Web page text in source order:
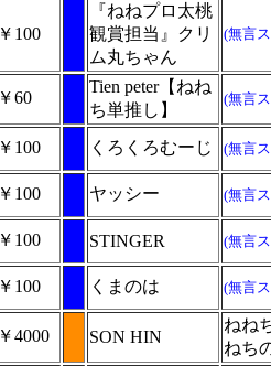
￥100
『ねねプロ太桃
観賞担当』クリ
ム丸ちゃん
(無言
￥60
Tien peter【ねね
ち単推し】
(無言
￥100 くろくろむーじ (無言
￥100 ヤッシー (無言
￥100 STINGER (無言
￥100 くまのは (無言
￥4000 SON HIN
ねね
ねち